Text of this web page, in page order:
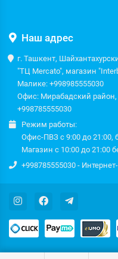
Наш адрес
г. Ташкент,
"ТЦ Mercato", магазин
Малике: +998985555030
Офис: Мирабадский район,
+998785555030
Режим работы:
Офис-ПВЗ с 9:00 до 21:00,
Магазин с 10:00 до 21:00
+998785555030 -